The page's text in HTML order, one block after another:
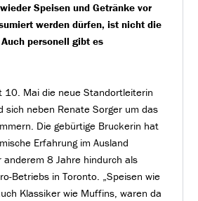
Speisen und Getränke vor
werden dürfen, ist nicht die
personell gibt es
10. Mai die neue Standortleiterin
sich neben Renate Sorger um das
Die gebürtige Bruckerin hat
Erfahrung im Ausland
8 Jahre hindurch als
Betriebs in Toronto. „Speisen wie
Klassiker wie Muffins, waren da